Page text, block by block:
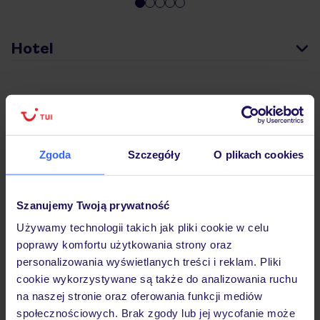
Zgoda Szczegóły O plikach cookies
Szanujemy Twoją prywatność
Używamy technologii takich jak pliki cookie w celu
poprawy komfortu użytkowania strony oraz
personalizowania wyświetlanych treści i reklam. Pliki
cookie wykorzystywane są także do analizowania ruchu
na naszej stronie oraz oferowania funkcji mediów
społecznościowych. Brak zgody lub jej wycofanie może
Hotel
Pokoje
Wyżywienie
Atrakcje
Ważne informacje